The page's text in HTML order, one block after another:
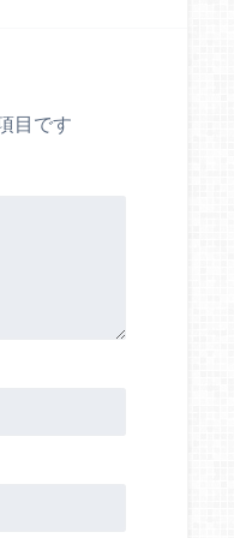
目です